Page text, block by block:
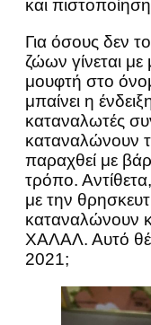
και
Για όσους δεν
ζώων γίνεται με
μουφτή στο
μπαίνει η
καταναλωτές
καταναλώνουν
παραχθεί με
τρόπο.
με την
καταναλώνουν
ΧΑΛΑΛ. Αυτό
2021;